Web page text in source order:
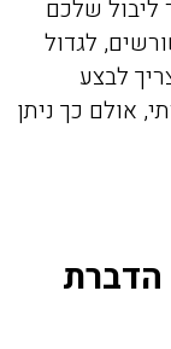
ליבול שלכם
לגדול
לבצע
אולם כך ניתן
הדברת